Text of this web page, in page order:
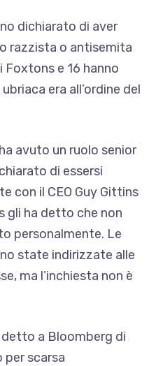
dichiarato di aver
razzista o antisemita
e 16 hanno
era all’ordine del
avuto un ruolo senior
di essersi
con il CEO Guy Gittins
gli ha detto che non
personalmente. Le
state indirizzate alle
ma l’inchiesta non è
a Bloomberg di
scarsa